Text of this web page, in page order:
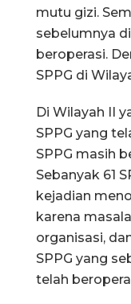
mutu gizi.
sebelumnya
beroperasi.
SPPG di
Di Wilayah II
SPPG yang
SPPG masih
Sebanyak 61
kejadian
karena
organisasi,
SPPG yang
telah